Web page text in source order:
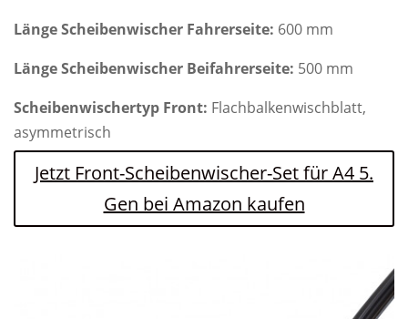
Länge Scheibenwischer Fahrerseite: 600 mm
Länge Scheibenwischer Beifahrerseite: 500 mm
Scheibenwischertyp Front: Flachbalkenwischblatt,
asymmetrisch
Jetzt Front-Scheibenwischer-Set für A4 5.
Gen bei Amazon kaufen